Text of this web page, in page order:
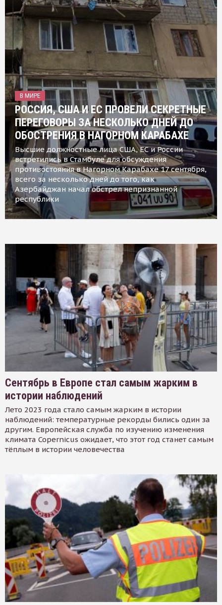
В МИРЕ
РОССИЯ, США И ЕС ПРОВЕЛИ СЕКРЕТНЫЕ
ПЕРЕГОВОРЫ ЗА НЕСКОЛЬКО ДНЕЙ ДО
ОБОСТРЕНИЯ В НАГОРНОМ КАРАБАХЕ
Высшие должностные лица США, ЕС и России
встретились в Стамбуле для обсуждения
противостояния в Нагорном Карабахе 17 сентября,
всего за несколько дней до того, как
Азербайджан начал обстрел непризнанной
республики
Сентябрь в Европе стал самым жарким в
истории наблюдений
Лето 2023 года стало самым жарким в истории
наблюдений: температурные рекорды бились один за
другим. Европейская служба по изучению изменения
климата Copernicus ожидает, что этот год станет самым
тёплым в истории человечества